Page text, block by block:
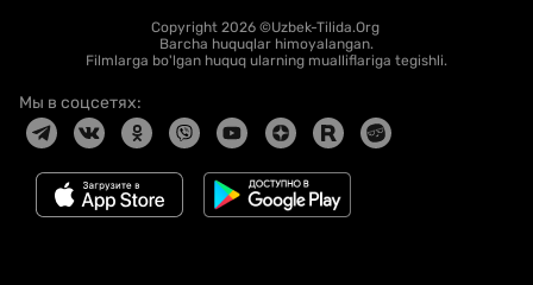
Copyright 2026 ©Uzbek-Tilida.Org
Barcha huquqlar himoyalangan.
Filmlarga bo'lgan huquq ularning mualliflariga tegishli.
Мы в соцсетях: